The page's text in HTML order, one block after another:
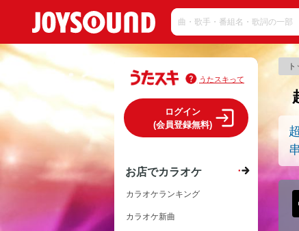
うたスキって
ログイン
(会員登録無料)
お店でカラオケ
カラオケランキング
カラオケ新曲